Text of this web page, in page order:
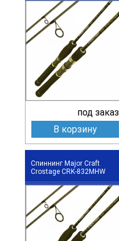
под заказ
В корзину
Спиннинг Major Craft
Crostage CRK-832MHW